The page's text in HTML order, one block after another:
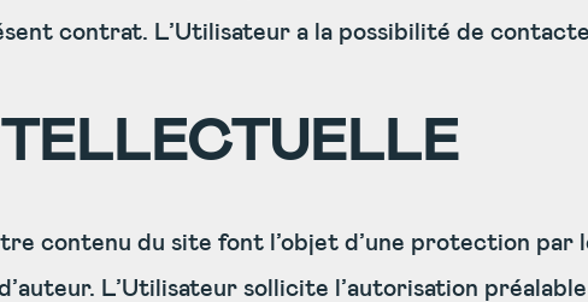
contrat. L’Utilisateur a la possibilité de
contenu du site font l’objet d’une protection
L’Utilisateur sollicite l’autorisation